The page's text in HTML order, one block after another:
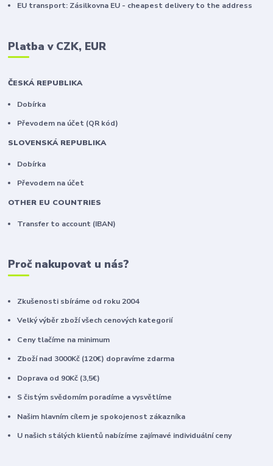
EU transport: Zásilkovna EU - cheapest delivery to the address
Platba v CZK, EUR
ČESKÁ REPUBLIKA
Dobírka
Převodem na účet (QR kód)
SLOVENSKÁ REPUBLIKA
Dobírka
Převodem na účet
OTHER EU COUNTRIES
Transfer to account (IBAN)
Proč nakupovat u nás?
Zkušenosti sbíráme od roku 2004
Velký výběr zboží všech cenových kategorií
Ceny tlačíme na minimum
Zboží nad 3000Kč (120€) dopravíme zdarma
Doprava od 90Kč (3,5€)
S čistým svědomím poradíme a vysvětlíme
Našim hlavním cílem je spokojenost zákazníka
U našich stálých klientů nabízíme zajímavé individuální ceny